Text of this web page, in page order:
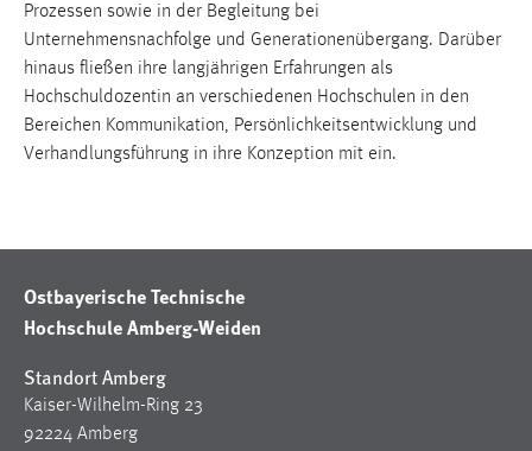
Prozessen sowie in der Begleitung bei
Unternehmensnachfolge und Generationenübergang. Darüber
hinaus fließen ihre langjährigen Erfahrungen als
Hochschuldozentin an verschiedenen Hochschulen in den
Bereichen Kommunikation, Persönlichkeitsentwicklung und
Verhandlungsführung in ihre Konzeption mit ein.
Ostbayerische Technische
Hochschule Amberg-Weiden
Standort Amberg
Kaiser-Wilhelm-Ring 23
92224 Amberg
Name:
staticfilecache
Zweck:
Für performante Seitenauslieferung wird in diesem Cookie
Name:
Zweck:
Cookie Laufzeit:
30 Tage